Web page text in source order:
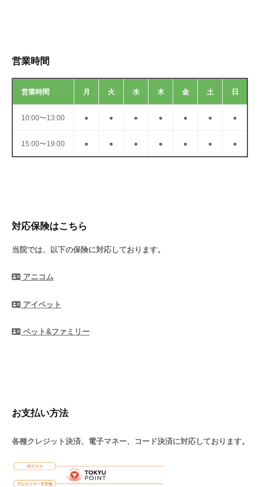
営業時間
営業時間 月 火 水 木 金 土 日
10:00〜13:00 ● ● ● ● ● ● ●
15:00〜19:00 ● ● ● ● ● ● ●
対応保険はこちら
当院では、以下の保険に対応しております。
アニコム
アイペット
ペット&ファミリー
お支払い方法
各種クレジット決済、電子マネー、コード決済に対応しております。